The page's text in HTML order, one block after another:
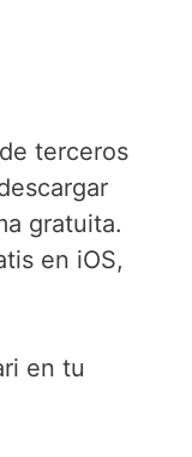
terceros
gratuita.
en iOS,
en tu